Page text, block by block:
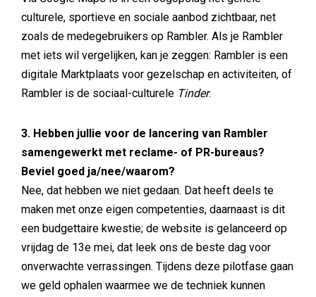
culturele, sportieve en sociale aanbod zichtbaar, net
zoals de medegebruikers op Rambler. Als je Rambler
met iets wil vergelijken, kan je zeggen: Rambler is een
digitale Marktplaats voor gezelschap en activiteiten, of
Rambler is de sociaal-culturele Tinder.
3. Hebben jullie voor de lancering van Rambler
samengewerkt met reclame- of PR-bureaus?
Beviel goed ja/nee/waarom?
Nee, dat hebben we niet gedaan. Dat heeft deels te
maken met onze eigen competenties, daarnaast is dit
een budgettaire kwestie; de website is gelanceerd op
vrijdag de 13e mei, dat leek ons de beste dag voor
onverwachte verrassingen. Tijdens deze pilotfase gaan
we geld ophalen waarmee we de techniek kunnen